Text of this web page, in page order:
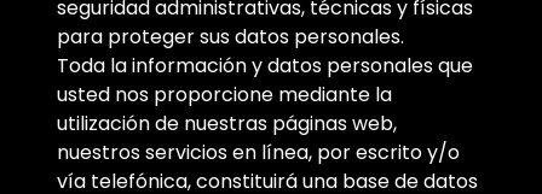
seguridad administrativas, técnicas y físicas
para proteger sus datos personales.
Toda la información y datos personales que
usted nos proporcione mediante la
utilización de nuestras páginas web,
nuestros servicios en línea, por escrito y/o
vía telefónica, constituirá una base de datos